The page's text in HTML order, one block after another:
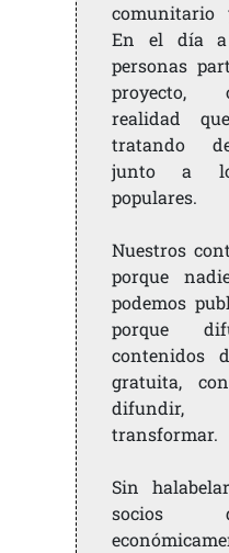
comunitario
En el día a
personas
proyecto,
realidad
tratando
junto a
populares.
Nuestros
porque
podemos
porque
contenidos
gratuita,
difundir,
transformar.
Sin
socios